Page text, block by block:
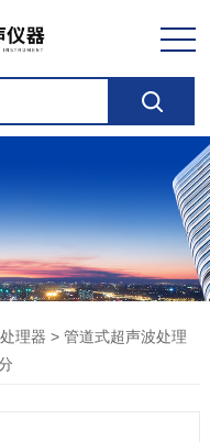
理器 > 管道式超声波处理